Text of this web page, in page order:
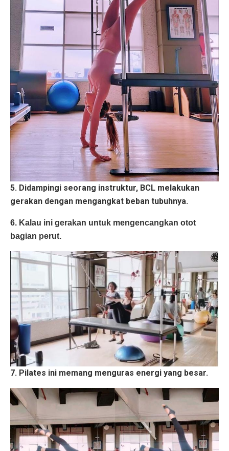
5. Didampingi seorang instruktur, BCL melakukan
gerakan dengan mengangkat beban tubuhnya.
6. Kalau ini gerakan untuk mengencangkan otot
bagian perut.
7. Pilates ini memang menguras energi yang besar.